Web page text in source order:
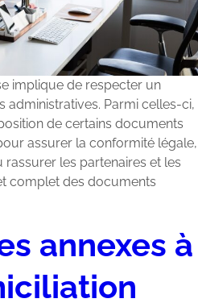
implique de respecter un
administratives. Parmi celles-ci,
de certains documents
assurer la conformité légale,
les partenaires et les
complet des documents
annexes à